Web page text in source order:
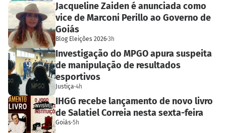
Jacqueline Zaiden é anunciada como
vice de Marconi Perillo ao Governo de
Goiás
Blog Eleições 2026·3h
Investigação do MPGO apura suspeita
de manipulação de resultados
esportivos
Justiça·4h
IHGG recebe lançamento de novo livro
de Salatiel Correia nesta sexta-feira
Goiás·5h